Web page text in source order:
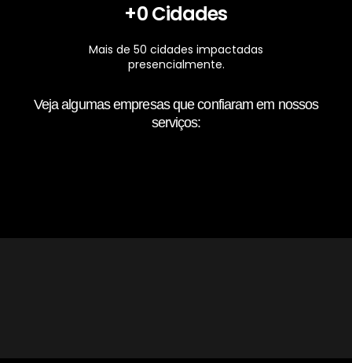
+0 Cidades
Mais de 50 cidades impactadas
presencialmente.
Veja algumas empresas que confiaram em nossos
serviços: